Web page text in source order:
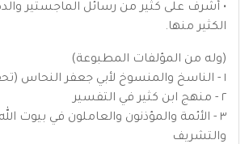
• أشرف على كثير من رسائل الماجستير
الكثير منها.
(وله من المؤلفات المطبوعة)
١ - الناسخ والمنسوخ لأبي جعفر النحاس (تحقيق).
٢ - منهج ابن كثير في التفسير
٣ - الأئمة والمؤذنون والعاملون في بيوت
والتشريف